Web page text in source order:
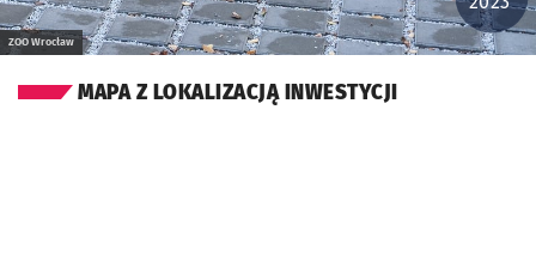
ZOO Wrocław
MAPA Z LOKALIZACJĄ INWESTYCJI